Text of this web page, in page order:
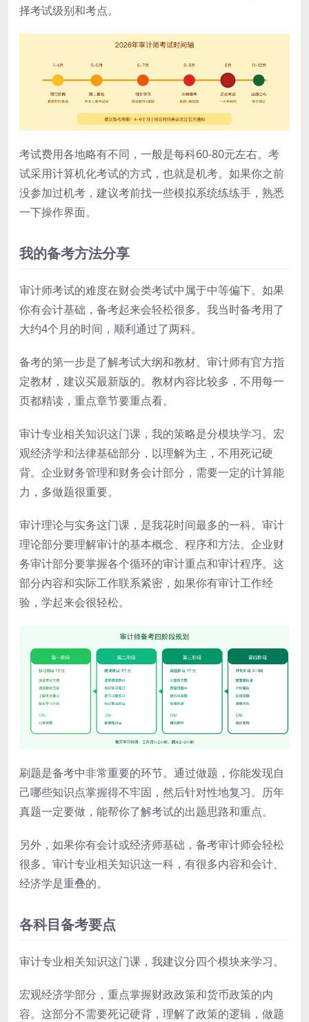
择考试级别和考点。
考试费用各地略有不同，一般是每科60-80元左右。考
试采用计算机化考试的方式，也就是机考。如果你之前
没参加过机考，建议考前找一些模拟系统练练手，熟悉
一下操作界面。
我的备考方法分享
审计师考试的难度在财会类考试中属于中等偏下。如果
你有会计基础，备考起来会轻松很多。我当时备考用了
大约4个月的时间，顺利通过了两科。
备考的第一步是了解考试大纲和教材。审计师有官方指
定教材，建议买最新版的。教材内容比较多，不用每一
页都精读，重点章节要重点看。
审计专业相关知识这门课，我的策略是分模块学习。宏
观经济学和法律基础部分，以理解为主，不用死记硬
背。企业财务管理和财务会计部分，需要一定的计算能
力，多做题很重要。
审计理论与实务这门课，是我花时间最多的一科。审计
理论部分要理解审计的基本概念、程序和方法。企业财
务审计部分要掌握各个循环的审计重点和审计程序。这
部分内容和实际工作联系紧密，如果你有审计工作经
验，学起来会很轻松。
刷题是备考中非常重要的环节。通过做题，你能发现自
己哪些知识点掌握得不牢固，然后针对性地复习。历年
真题一定要做，能帮你了解考试的出题思路和重点。
另外，如果你有会计或经济师基础，备考审计师会轻松
很多。审计专业相关知识这一科，有很多内容和会计、
经济学是重叠的。
各科目备考要点
审计专业相关知识这门课，我建议分四个模块来学习。
宏观经济学部分，重点掌握财政政策和货币政策的内
容。这部分不需要死记硬背，理解了政策的逻辑，做题